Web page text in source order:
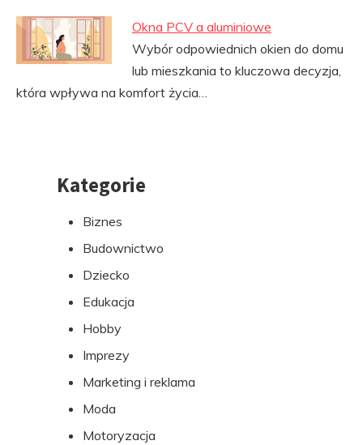
Okna PCV a aluminiowe
Wybór odpowiednich okien do domu
lub mieszkania to kluczowa decyzja,
która wpływa na komfort życia…
PrzejdźKategorie
Biznes
Budownictwo
Dziecko
Edukacja
Hobby
Imprezy
Marketing i reklama
Moda
Motoryzacja